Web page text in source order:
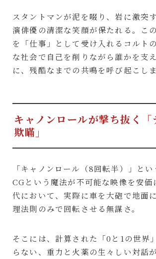
スタントマンが泥を啜り、岩に激突
演俳優の清潔な笑顔が保たれる。こ
を「仕事」として受け入れるコルト
な社会で自己を削りながら誰かを支
に、残酷なまでの共鳴を呼び起こしま
キャノンロールが撃ち抜く「
欺瞞」
「キャノンロール（8回転半）」とい
CGという魔法が不可能な映像を安価
代において、実際に車を大砲で地面
理法則のみで回転させる無謀さ。
そこには、計算された「0と1の世界
らない、重力と火薬の生々しい対話